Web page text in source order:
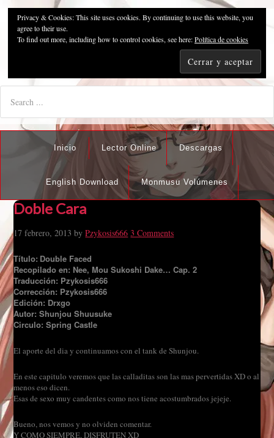
Pzykosis666HFansub
"I'm the best there is at what I do, but what I do best isn't very
Inicio Lector Online Descargas
English Download Monmusu Volúmenes
Doble Cara
17 febrero, 2013 byPzykosis666 3 Comments
Título: Double Faced
Recopilado en: Nee, Mou Sukoshi Dake… Cap. 2
Traducción: Pzykosis666
Corrección: Pzykosis666
Edición: Drxgo
Autor: Shunjou Shuusuke
Circulo: Spring Castle
El aporte del dia y continuamos con el tank de Shunjou.
En este capitulo veremos que las calladitas son las mas pervertidas XD o al
menos eso dicen.
Esas de sexo muy candentes como nos tiene acostumbrados jejeje.
Bueno, nos vemos y no olviden comentar.
Y COMO SIEMPRE, DISFRUTEN XD
Privacy & Cookies: This site uses cookies. By continuing to use this website, you
agree to their use.
To find out more, including how to control cookies, see here:Política de cookies